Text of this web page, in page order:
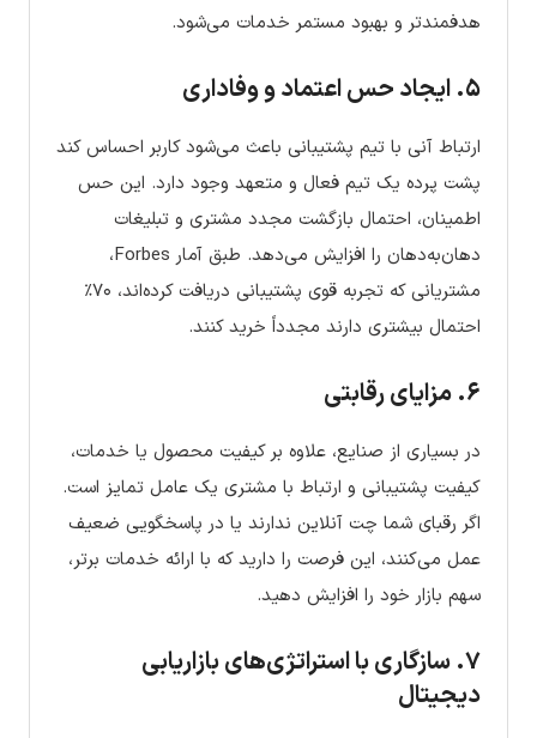
هدفمندتر و بهبود مستمر خدمات می‌شود.
۵. ایجاد حس اعتماد و وفاداری
ارتباط آنی با تیم پشتیبانی باعث می‌شود کاربر احساس کند
پشت پرده یک تیم فعال و متعهد وجود دارد. این حس
اطمینان، احتمال بازگشت مجدد مشتری و تبلیغات
دهان‌به‌دهان را افزایش می‌دهد. طبق آمار Forbes،
مشتریانی که تجربه قوی پشتیبانی دریافت کرده‌اند، ۷۰٪
احتمال بیشتری دارند مجدداً خرید کنند.
۶. مزایای رقابتی
در بسیاری از صنایع، علاوه بر کیفیت محصول یا خدمات،
کیفیت پشتیبانی و ارتباط با مشتری یک عامل تمایز است.
اگر رقبای شما چت آنلاین ندارند یا در پاسخگویی ضعیف
عمل می‌کنند، این فرصت را دارید که با ارائه خدمات برتر،
سهم بازار خود را افزایش دهید.
۷. سازگاری با استراتژی‌های بازاریابی
دیجیتال